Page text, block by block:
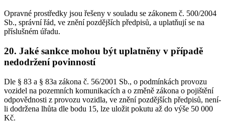
Opravné prostředky jsou řešeny v souladu se zákonem č. 500/2004
Sb., správní řád, ve znění pozdějších předpisů, a uplatňují se na
příslušném úřadu.
20. Jaké sankce mohou být uplatněny v případě
nedodržení povinností
Dle § 83 a § 83a zákona č. 56/2001 Sb., o podmínkách provozu
vozidel na pozemních komunikacích a o změně zákona o pojištění
odpovědnosti z provozu vozidla, ve znění pozdějších předpisů, není-
li dodržena lhůta dle bodu 15, lze uložit pokutu až do výše 50 000
Kč.